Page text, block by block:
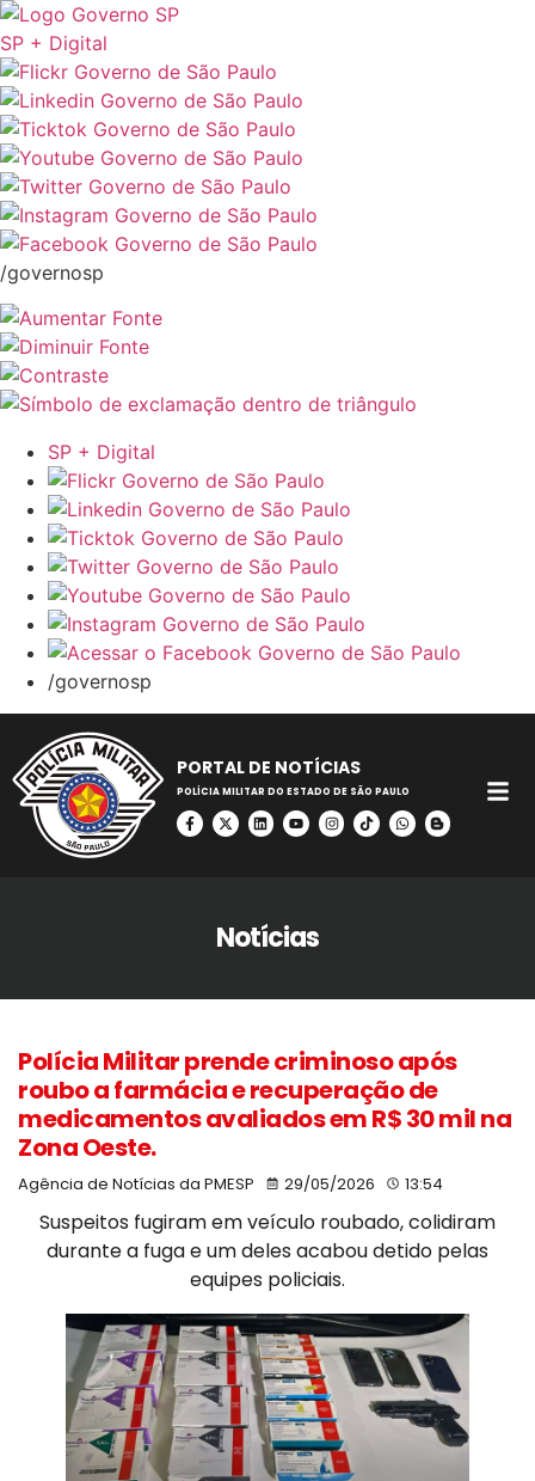
SP + Digital
/governosp
SP + Digital
/governosp
PORTAL DE NOTÍCIAS
POLÍCIA MILITAR DO ESTADO DE SÃO PAULO
Notícias
Polícia Militar prende criminoso após
roubo a farmácia e recuperação de
medicamentos avaliados em R$ 30 mil na
Zona Oeste.
Agência de Notícias da PMESP 29/05/2026 13:54
Suspeitos fugiram em veículo roubado, colidiram
durante a fuga e um deles acabou detido pelas
equipes policiais.